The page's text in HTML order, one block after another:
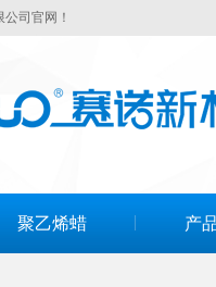
司官网！
聚乙烯蜡 产